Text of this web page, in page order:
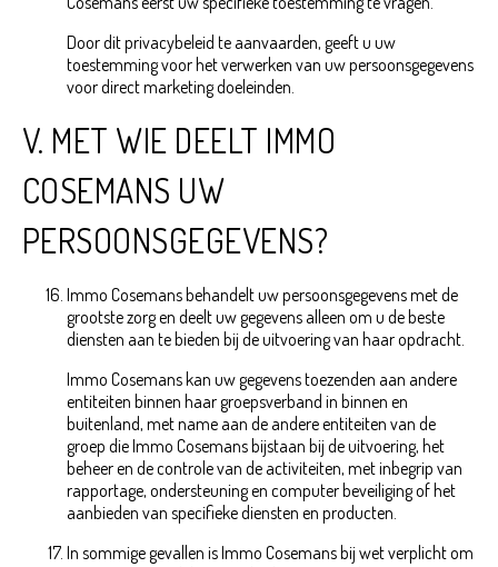
Door dit privacybeleid te aanvaarden, geeft u uw
toestemming voor het verwerken van uw persoonsgegevens
voor direct marketing doeleinden.
V. MET WIE DEELT IMMO
COSEMANS UW
PERSOONSGEGEVENS?
Immo Cosemans behandelt uw persoonsgegevens met de
grootste zorg en deelt uw gegevens alleen om u de beste
diensten aan te bieden bij de uitvoering van haar opdracht.
Immo Cosemans kan uw gegevens toezenden aan andere
entiteiten binnen haar groepsverband in binnen en
buitenland, met name aan de andere entiteiten van de
groep die Immo Cosemans bijstaan bij de uitvoering, het
beheer en de controle van de activiteiten, met inbegrip van
rapportage, ondersteuning en computer beveiliging of het
aanbieden van specifieke diensten en producten.
In sommige gevallen is Immo Cosemans bij wet verplicht om